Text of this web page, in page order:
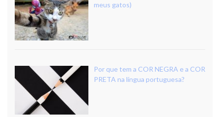
meus gatos)
Por que tem a COR NEGRA e a COR
PRETA na língua portuguesa?